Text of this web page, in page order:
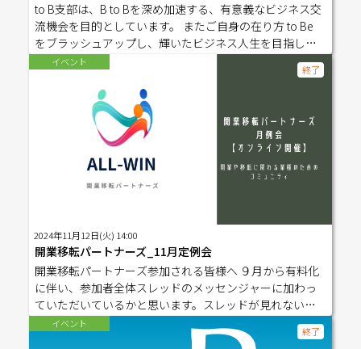
to B支部は、B to Bを深め加速する、有意義なビジネス交
流機会を目的としています。 またご自身の在り方 to Be
をブラッシュアップし、輝いたビジネス人生を目指して
いきます。 （毎月第３水曜日10:00-12:00開催） Business T
o Business to Be to Plan B to Back End to your Brilliant to y
our Beautiful Life to B支部の月例会はzoomオンラインで
実施しております。 お申込みは下記よりお願いいたしま
す。-------------------------------------------------------------------
--------------------------------------------------ゲストの方はこち
らのお申し込みも、お手数ですが宜しくお願いします。ht
tps://pro.form-mailer.jp/fms/32b41fd0228583----------------
お申込みください②役員がお申し込みを確認後、メッセ
ンジャーの開催日別のグループスレッドにご招待します
③前々日までにグループスレッドに1on1シート（https://
nm2014.jp/onetopi/）をアップしてください④前日までに
Zoomのコードをお知らせします⑤開始5分前までにご入
室ください ---------------------------------------------------------
------------------------------------------------------------【日時】
イベント
終了
2024年11月12日(火) 14:00
開業移転パートナーズ_11月定例会
開業移転パートナーズ参加される皆様へ ９月から有料化
に伴い、参加者全体スレッドのメッセンジャーに加わっ
ていただいているかと思います。スレッドが見れない場
合は、招待者もしくは阿多さんにご連絡ください。参加
用ＵＲＬは２４年９月よりスレッドではなく、こちらの
イベント
終了